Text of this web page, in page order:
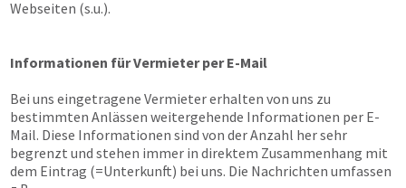
Webseiten (s.u.).
Informationen für Vermieter per E-Mail
Bei uns eingetragene Vermieter erhalten von uns zu
bestimmten Anlässen weitergehende Informationen per E-
Mail. Diese Informationen sind von der Anzahl her sehr
begrenzt und stehen immer in direktem Zusammenhang mit
dem Eintrag (=Unterkunft) bei uns. Die Nachrichten umfassen